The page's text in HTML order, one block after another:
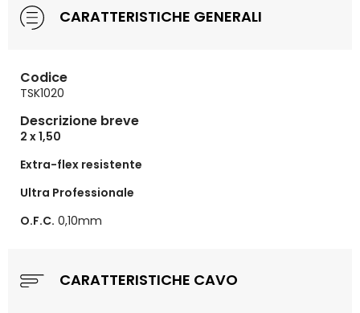
CARATTERISTICHE GENERALI
Codice
TSK1020
Descrizione breve
2 x 1,50
Extra-flex resistente
Ultra Professionale
O.F.C. 0,10mm
CARATTERISTICHE CAVO